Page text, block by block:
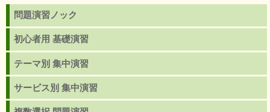
問題演習ノック
初心者用 基礎演習
テーマ別 集中演習
サービス別 集中演習